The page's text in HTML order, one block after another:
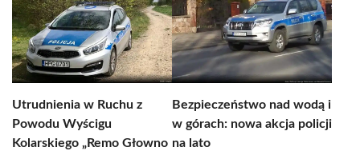
Utrudnienia w Ruchu z
Powodu Wyścigu
Kolarskiego „Remo Głowno
Bezpieczeństwo nad wodą i
w górach: nowa akcja policji
na lato